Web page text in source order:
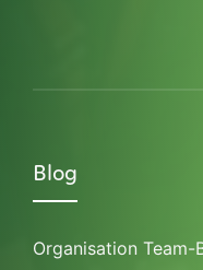
Blog
Organisation Team-